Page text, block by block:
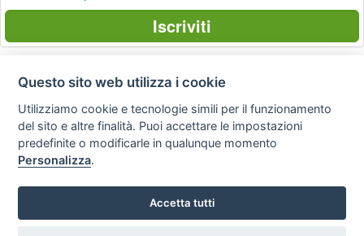
Iscriviti
Privacy
policy
Avviso
legale
Preferenze cookie
Copyright © 2008
SVILUPPO TURISMO ITALIA S.r.L. unipersonale
P.IVA: 01665350433 - R.E.A. FM-195884 Via A. Costa, 2
Questo sito web utilizza i cookie
Utilizziamo cookie e tecnologie simili per il funzionamento
del sito e altre finalità. Puoi accettare le impostazioni
predefinite o modificarle in qualunque momento
Personalizza.
Accetta tutti